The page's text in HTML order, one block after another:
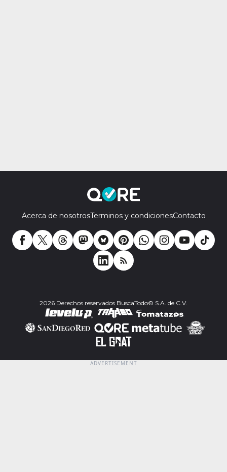
Acerca de nosotrosTerminos y condicionesContacto
2026 Derechos reservados BuscaTodo© S.A. de C.V.